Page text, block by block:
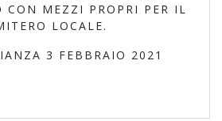
CON MEZZI PROPRI PER IL
LOCALE.
3 FEBBRAIO 2021